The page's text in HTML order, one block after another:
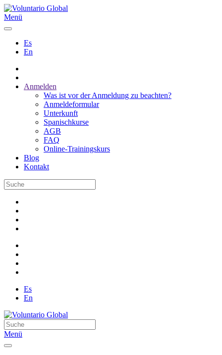
Menü
Es
En
Anmelden
Was ist vor der Anmeldung zu beachten?
Anmeldeformular
Unterkunft
Spanischkurse
AGB
FAQ
Online-Trainingskurs
Blog
Kontakt
Es
En
Menü